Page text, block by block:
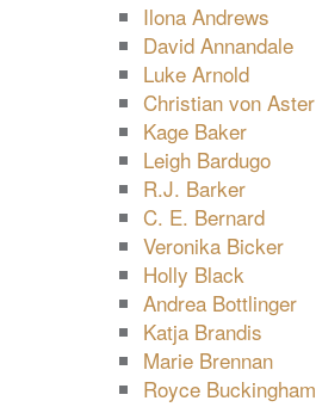
Ilona Andrews
David Annandale
Luke Arnold
Christian von Aster
Kage Baker
Leigh Bardugo
R.J. Barker
C. E. Bernard
Veronika Bicker
Holly Black
Andrea Bottlinger
Katja Brandis
Marie Brennan
Royce Buckingham